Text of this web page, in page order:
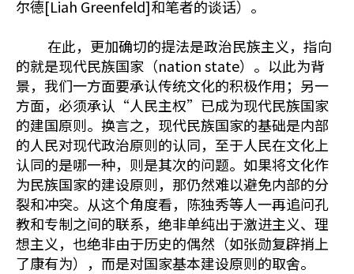
尔德[Liah Greenfeld]和笔者的谈话）。
在此，更加确切的提法是政治民族主义，指向
的就是现代民族国家（nation state）。以此为背
景，我们一方面要承认传统文化的积极作用；另一
方面，必须承认“人民主权”已成为现代民族国家
的建国原则。换言之，现代民族国家的基础是内部
的人民对现代政治原则的认同，至于人民在文化上
认同的是哪一种，则是其次的问题。如果将文化作
为民族国家的建设原则，那仍然难以避免内部的分
裂和冲突。从这个角度看，陈独秀等人一再追问孔
教和专制之间的联系，绝非单纯出于激进主义、理
想主义，也绝非由于历史的偶然（如张勋复辟捎上
了康有为），而是对国家基本建设原则的取舍。